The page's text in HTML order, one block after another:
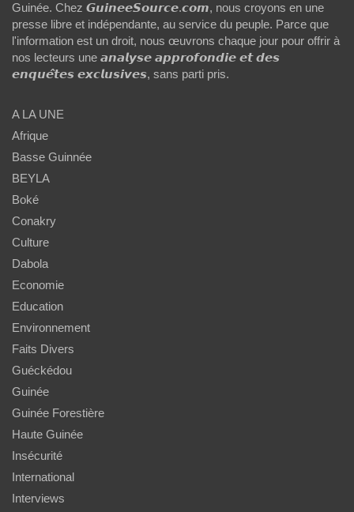
Guinée. Chez 𝙂𝙪𝙞𝙣𝙚𝙚𝙎𝙤𝙪𝙧𝙘𝙚.𝙘𝙤𝙢, nous croyons en une
presse libre et indépendante, au service du peuple. Parce que
l'information est un droit, nous œuvrons chaque jour pour offrir à
nos lecteurs une 𝙖𝙣𝙖𝙡𝙮𝙨𝙚 𝙖𝙥𝙥𝙧𝙤𝙛𝙤𝙣𝙙𝙞𝙚 𝙚𝙩 𝙙𝙚𝙨
𝙚𝙣𝙦𝙪𝙚̂𝙩𝙚𝙨 𝙚𝙭𝙘𝙡𝙪𝙨𝙞𝙫𝙚𝙨, sans parti pris.
A LA UNE
Afrique
Basse Guinnée
BEYLA
Boké
Conakry
Culture
Dabola
Economie
Education
Environnement
Faits Divers
Guéckédou
Guinée
Guinée Forestière
Haute Guinée
Insécurité
International
Interviews